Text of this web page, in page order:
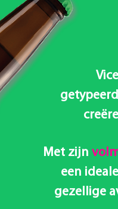
Met zijn
een
gezellige